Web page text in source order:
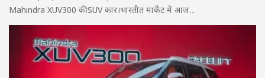
Mahindra XUV300 की SUV कार।भारतीत मार्केट में आज…